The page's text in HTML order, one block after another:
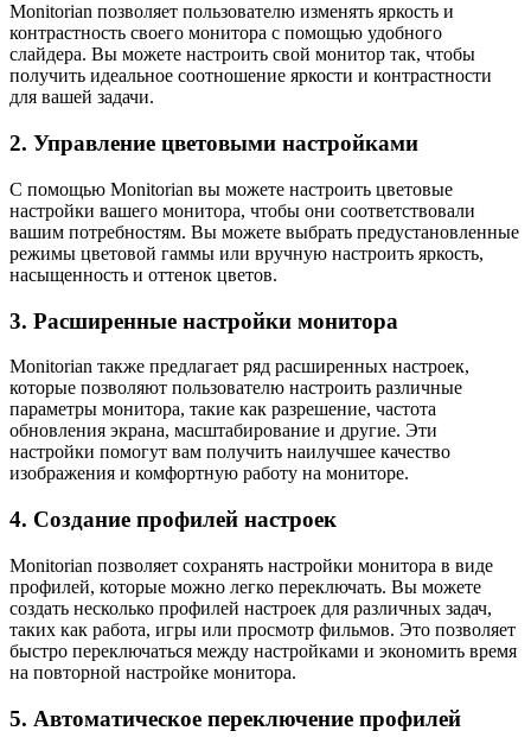
Monitorian позволяет пользователю изменять яркость и
контрастность своего монитора с помощью удобного
слайдера. Вы можете настроить свой монитор так, чтобы
получить идеальное соотношение яркости и контрастности
для вашей задачи.
2. Управление цветовыми настройками
С помощью Monitorian вы можете настроить цветовые
настройки вашего монитора, чтобы они соответствовали
вашим потребностям. Вы можете выбрать предустановленные
режимы цветовой гаммы или вручную настроить яркость,
насыщенность и оттенок цветов.
3. Расширенные настройки монитора
Monitorian также предлагает ряд расширенных настроек,
которые позволяют пользователю настроить различные
параметры монитора, такие как разрешение, частота
обновления экрана, масштабирование и другие. Эти
настройки помогут вам получить наилучшее качество
изображения и комфортную работу на мониторе.
4. Создание профилей настроек
Monitorian позволяет сохранять настройки монитора в виде
профилей, которые можно легко переключать. Вы можете
создать несколько профилей настроек для различных задач,
таких как работа, игры или просмотр фильмов. Это позволяет
быстро переключаться между настройками и экономить время
на повторной настройке монитора.
5. Автоматическое переключение профилей